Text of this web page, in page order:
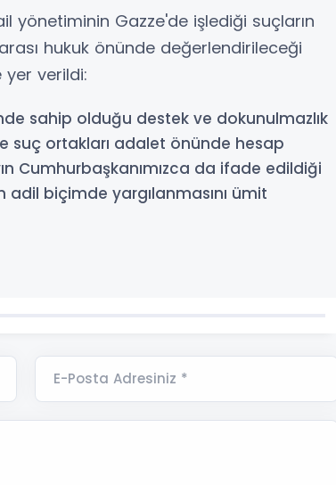
yönetiminin Gazze'de işlediği suçların
hukuk önünde değerlendirileceği
yer verildi:
sahip olduğu destek ve dokunulmazlık
suç ortakları adalet önünde hesap
Cumhurbaşkanımızca da ifade edildiği
biçimde yargılanmasını ümit
E-Posta Adresiniz *